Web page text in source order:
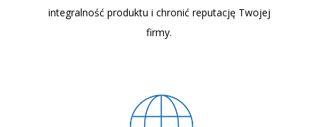
integralność produktu i chronić reputację Twojej
firmy.